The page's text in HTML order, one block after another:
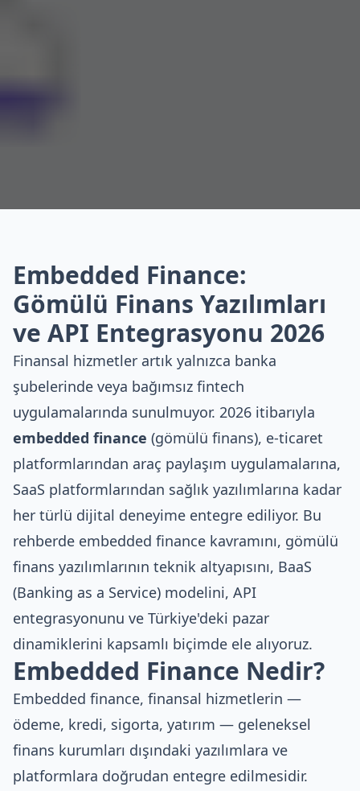
Embedded Finance:
Gömülü Finans Yazılımları
ve API Entegrasyonu 2026
Finansal hizmetler artık yalnızca banka
şubelerinde veya bağımsız fintech
uygulamalarında sunulmuyor. 2026 itibarıyla
embedded finance (gömülü finans), e-ticaret
platformlarından araç paylaşım uygulamalarına,
SaaS platformlarından sağlık yazılımlarına kadar
her türlü dijital deneyime entegre ediliyor. Bu
rehberde embedded finance kavramını, gömülü
finans yazılımlarının teknik altyapısını, BaaS
(Banking as a Service) modelini, API
entegrasyonunu ve Türkiye'deki pazar
dinamiklerini kapsamlı biçimde ele alıyoruz.
Embedded Finance Nedir?
Embedded finance, finansal hizmetlerin —
ödeme, kredi, sigorta, yatırım — geleneksel
finans kurumları dışındaki yazılımlara ve
platformlara doğrudan entegre edilmesidir.